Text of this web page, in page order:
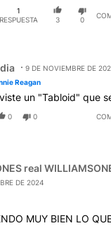
1
RESPUESTA
3 0
9 DE NOVIEMBRE DE
Reagan
un "Tabloid" que
0 0
real
real
DE 2024
MUY BIEN LO